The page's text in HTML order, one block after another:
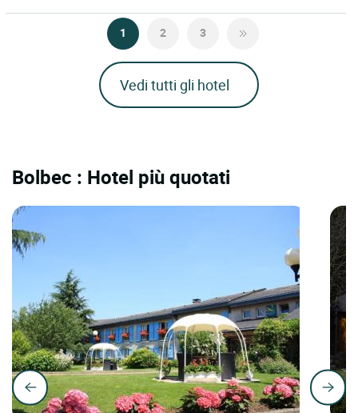
1 2 3
Vedi tutti gli hotel
Bolbec : Hotel più quotati